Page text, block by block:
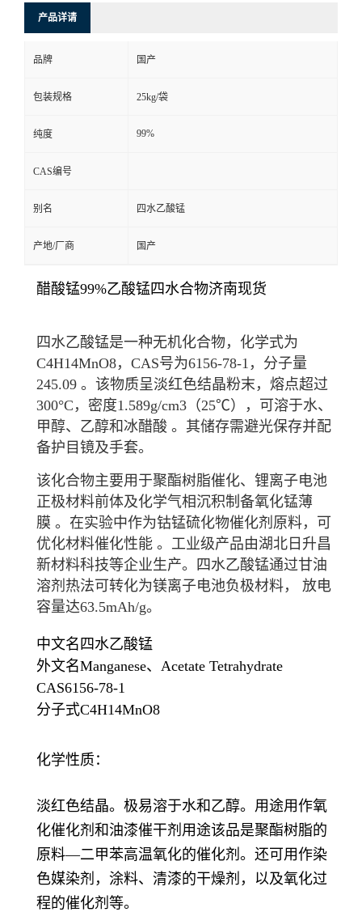
产品详请
品牌 国产
包装规格 25kg/袋
纯度 99%
CAS编号
别名 四水乙酸锰
产地/厂商 国产
醋酸锰99%乙酸锰四水合物济南现货
四水乙酸锰是一种无机化合物 ，化学式为
C4H14MnO8，CAS号为6156-78-1，分子量
245.09 。该物质呈淡红色结晶粉末，熔点超过
300°C，密度1.589g/cm3（25℃），可溶于水、
甲醇、乙醇和冰醋酸 。其储存需避光保存并配
备护目镜及手套。
该化合物主要用于聚酯树脂催化、 锂离子电池
正极材料前体及化学气相沉积制备氧化锰薄
膜 。在实验中作为钴锰硫化物催化剂原料，可
优化材料催化性能 。工业级产品由湖北日升昌
新材料科技等企业生产。四水乙酸锰通过甘油
溶剂热法可转化为镁离子电池负极材料， 放电
容量达63.5mAh/g。
中文名 四水乙酸锰
外文名Manganese、Acetate Tetrahydrate
CAS6156-78-1
分子式C4H14MnO8
化学性质：
淡红色结晶。极易溶于水和乙醇。用途用作氧
化催化剂和油漆催干剂用途该品是聚酯树脂的
原料—二甲苯高温氧化的催化剂。还可用作染
色媒染剂，涂料、清漆的干燥剂，以及氧化过
程的催化剂等。